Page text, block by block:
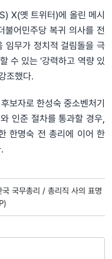
X(옛 트위터)에 올린 메시
어민주당 복귀 의사를 전
임무가 정치적 걸림돌을 극
수 있는 '강력하고 역량 있
조했다.
보자로 한성숙 중소벤처기
인준 절차를 통과할 경우,
한명숙 전 총리에 이어 한
국 국무총리 / 총리직 사의 표명